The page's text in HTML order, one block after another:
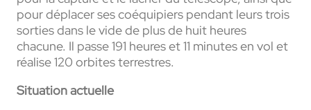
pour déplacer ses coéquipiers pendant leurs trois
sorties dans le vide de plus de huit heures
chacune. Il passe 191 heures et 11 minutes en vol et
réalise 120 orbites terrestres.
Situation actuelle